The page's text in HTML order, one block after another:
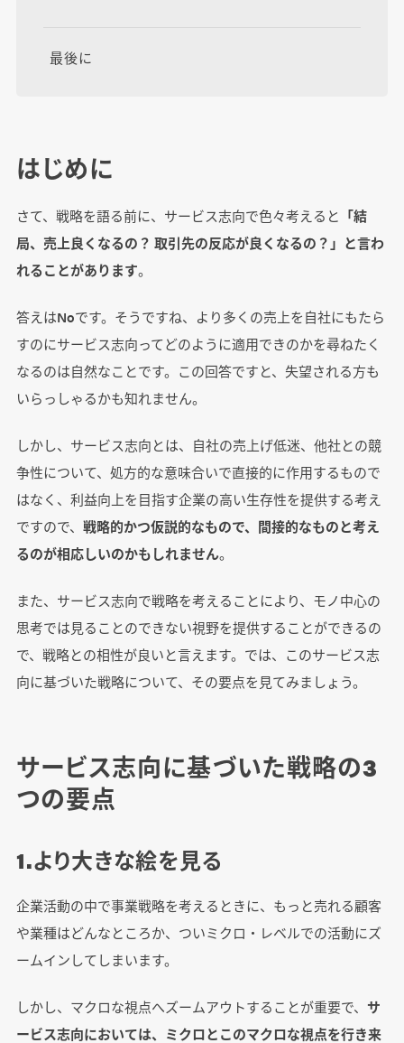
最後に
はじめに
さて、戦略を語る前に、サービス志向で色々考えると 「結
局、売上良くなるの？ 取引先の反応が良くなるの？」と言わ
れることがあります。
答えはNoです。そうですね、より多くの売上を自社にもたら
すのにサービス志向ってどのように適用できのかを尋ねたく
なるのは自然なことです。この回答ですと、失望される方も
いらっしゃるかも知れません。
しかし、サービス志向とは、自社の売上げ低迷、他社との競
争性について、処方的な意味合いで直接的に作用するもので
はなく、利益向上を目指す企業の高い生存性を提供する考え
ですので、 戦略的かつ仮説的なもので、間接的なものと考え
るのが相応しいのかもしれません。
また、サービス志向で戦略を考えることにより、モノ中心の
思考では見ることのできない視野を提供することができるの
で、戦略との相性が良いと言えます。では、このサービス志
向に基づいた戦略について、その要点を見てみましょう。
サービス志向に基づいた戦略の3
つの要点
1.より大きな絵を見る
企業活動の中で事業戦略を考えるときに、もっと売れる顧客
や業種はどんなところか、ついミクロ・レベルでの活動にズ
ームインしてしまいます。
しかし、マクロな視点へズームアウトすることが重要で、 サ
ービス志向においては、ミクロとこのマクロな視点を行き来